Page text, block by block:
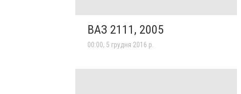
ВАЗ 2111, 2005
00:00, 5 грудня 2016 р.